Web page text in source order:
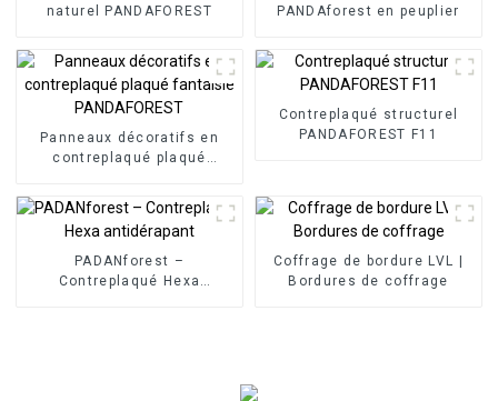
naturel PANDAFOREST
PANDAforest en peuplier
Panneaux décoratifs en
contreplaqué plaqué
Contreplaqué structurel
PANDAFOREST F11
PADANforest –
Contreplaqué Hexa
Coffrage de bordure LVL |
Bordures de coffrage